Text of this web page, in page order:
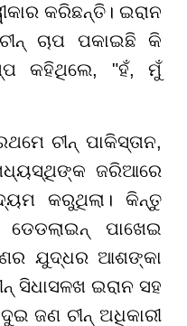
କରିଛନ୍ତି। ଇରାନ
ଚାପ ପକାଇଛି କି
କହିଥିଲେ, "ହଁ, ମୁଁ
ଚୀନ୍ ପାକିସ୍ତାନ,
ଜରିଆରେ
କରୁଥିଲା। କିନ୍ତୁ
ପାଖେଇ
ଯୁଦ୍ଧର ଆଶଙ୍କା
ସିଧାସଳଖ ଇରାନ ସହ
ଜଣ ଚୀନ୍ ଅଧିକାରୀ